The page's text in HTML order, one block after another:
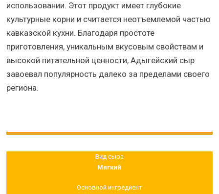
использовании. Этот продукт имеет глубокие
культурные корни и считается неотъемлемой частью
кавказской кухни. Благодаря простоте
приготовления, уникальным вкусовым свойствам и
высокой питательной ценности, Адыгейский сыр
завоевал популярность далеко за пределами своего
региона.
Вид сыра
Мягкий
Основной ингредиент